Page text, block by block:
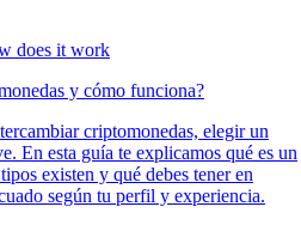
y cómo funciona?
criptomonedas, elegir un
En esta guía te explicamos qué es un
existen y qué debes tener en
según tu perfil y experiencia.